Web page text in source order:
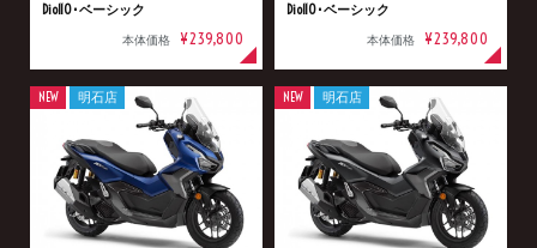
Dio110･ベーシック
本体価格 ¥239,800
Dio110･ベーシック
本体価格 ¥239,800
NEW 明石店 NEW 明石店